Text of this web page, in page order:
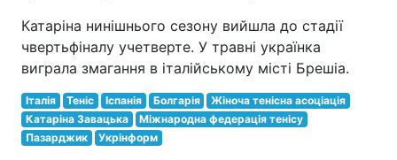
Катаріна нинішнього сезону вийшла до стадії
чвертьфіналу учетверте. У травні українка
виграла змагання в італійському місті Брешіа.
Італія Теніс Іспанія Болгарія
Жіноча тенісна асоціація
Катаріна Завацька
Міжнародна федерація тенісу
Пазарджик
Укрінформ